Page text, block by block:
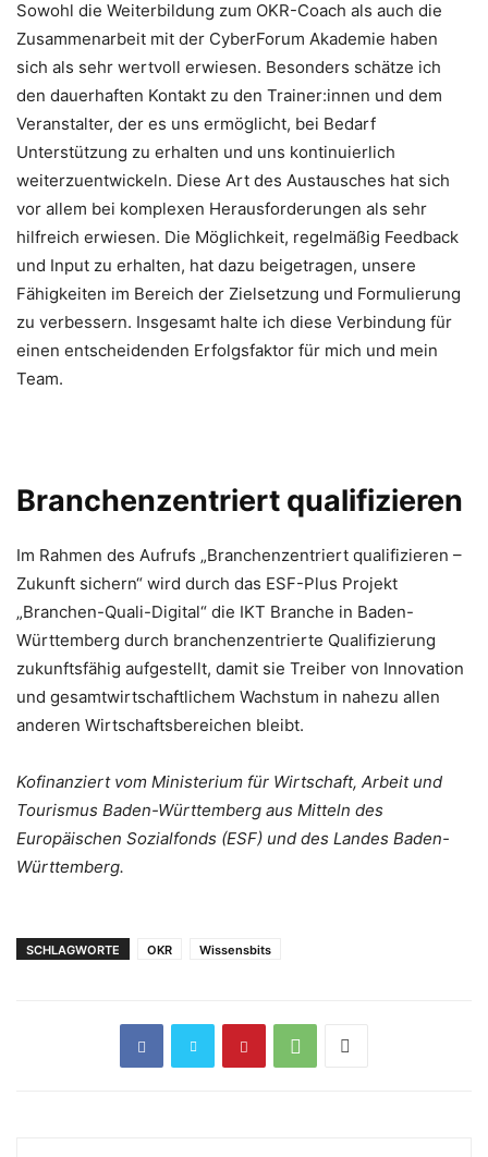
Sowohl die Weiterbildung zum OKR-Coach als auch die
Zusammenarbeit mit der CyberForum Akademie haben
sich als sehr wertvoll erwiesen. Besonders schätze ich
den dauerhaften Kontakt zu den Trainer:innen und dem
Veranstalter, der es uns ermöglicht, bei Bedarf
Unterstützung zu erhalten und uns kontinuierlich
weiterzuentwickeln. Diese Art des Austausches hat sich
vor allem bei komplexen Herausforderungen als sehr
hilfreich erwiesen. Die Möglichkeit, regelmäßig Feedback
und Input zu erhalten, hat dazu beigetragen, unsere
Fähigkeiten im Bereich der Zielsetzung und Formulierung
zu verbessern. Insgesamt halte ich diese Verbindung für
einen entscheidenden Erfolgsfaktor für mich und mein
Team.
Branchenzentriert qualifizieren
Im Rahmen des Aufrufs „Branchenzentriert qualifizieren –
Zukunft sichern“ wird durch das ESF-Plus Projekt
„Branchen-Quali-Digital“ die IKT Branche in Baden-
Württemberg durch branchenzentrierte Qualifizierung
zukunftsfähig aufgestellt, damit sie Treiber von Innovation
und gesamtwirtschaftlichem Wachstum in nahezu allen
anderen Wirtschaftsbereichen bleibt.
Kofinanziert vom Ministerium für Wirtschaft, Arbeit und
Tourismus Baden-Württemberg aus Mitteln des
Europäischen Sozialfonds (ESF) und des Landes Baden-
Württemberg.
SCHLAGWORTE OKR Wissensbits